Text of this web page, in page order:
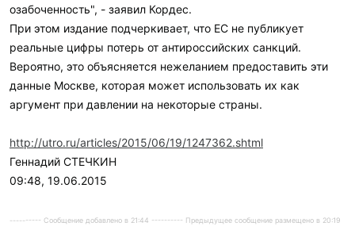
озабоченность", - заявил Кордес.
При этом издание подчеркивает, что ЕС не публикует
реальные цифры потерь от антироссийских санкций.
Вероятно, это объясняется нежеланием предоставить эти
данные Москве, которая может использовать их как
аргумент при давлении на некоторые страны.
http://utro.ru/articles/2015/06/19/1247362.shtml
Геннадий СТЕЧКИН
09:48, 19.06.2015
---------- Сообщение добавлено в 21:44 ---------- Предыдущее сообщение размещено в 20:19